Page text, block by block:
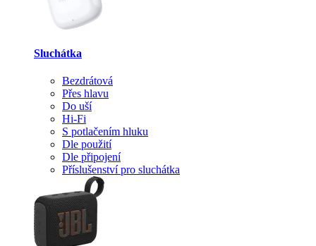
Sluchátka
Bezdrátová
Přes hlavu
Do uší
Hi-Fi
S potlačením hluku
Dle použití
Dle připojení
Příslušenství pro sluchátka